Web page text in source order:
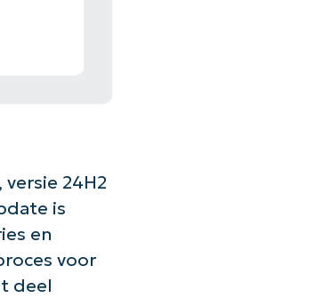
24H2
is
en
voor
deel